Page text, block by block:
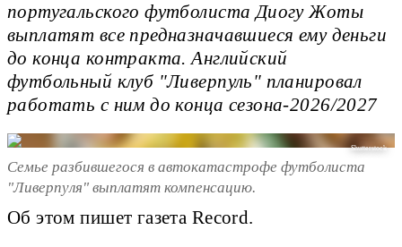
португальского футболиста Диогу Жоты
выплатят все предназначавшиеся ему деньги
до конца контракта. Английский
футбольный клуб "Ливерпуль" планировал
работать с ним до конца сезона-2026/2027
Shutterstock
Семье разбившегося в автокатастрофе футболиста
"Ливерпуля" выплатят компенсацию.
Об этом пишет газета Record.